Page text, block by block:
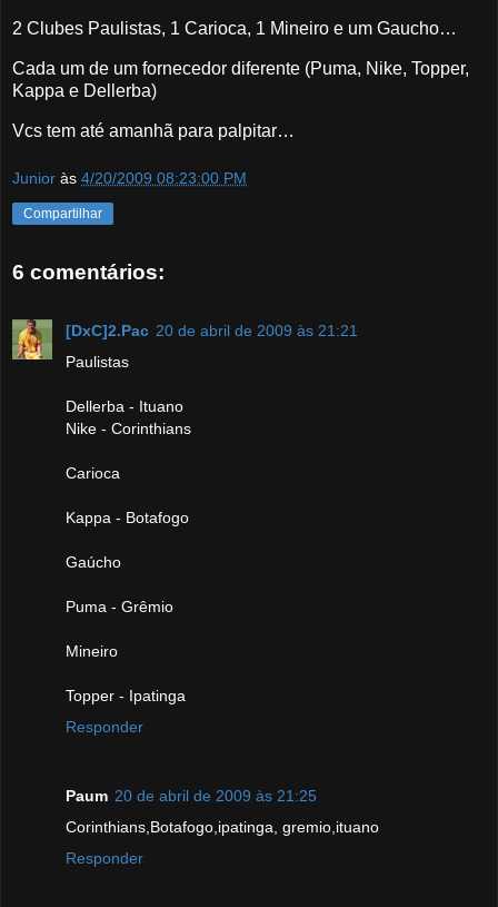
2 Clubes Paulistas, 1 Carioca, 1 Mineiro e um Gaucho…
Cada um de um fornecedor diferente (Puma, Nike, Topper,
Kappa e Dellerba)
Vcs tem até amanhã para palpitar…
Junior às 4/20/2009 08:23:00 PM
Compartilhar
6 comentários:
[DxC]2.Pac 20 de abril de 2009 às 21:21
Paulistas
Dellerba - Ituano
Nike - Corinthians
Carioca
Kappa - Botafogo
Gaúcho
Puma - Grêmio
Mineiro
Topper - Ipatinga
Responder
Paum 20 de abril de 2009 às 21:25
Corinthians,Botafogo,ipatinga, gremio,ituano
Responder